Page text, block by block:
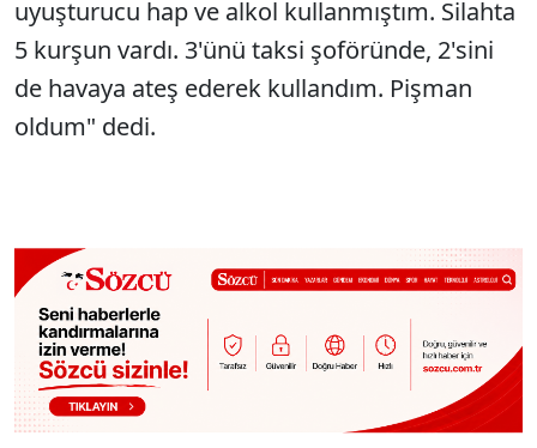
uyuşturucu hap ve alkol kullanmıştım. Silahta
5 kurşun vardı. 3'ünü taksi şoföründe, 2'sini
de havaya ateş ederek kullandım. Pişman
oldum" dedi.